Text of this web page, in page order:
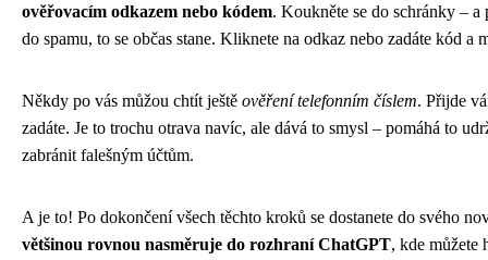
ověřovacím odkazem nebo kódem. Koukněte se do schránky –
do spamu, to se občas stane. Kliknete na odkaz nebo zadáte kód a
Někdy po vás můžou chtít ještě ověření telefonním číslem. Přijde
zadáte. Je to trochu otrava navíc, ale dává to smysl – pomáhá to
zabránit falešným účtům.
A je to! Po dokončení všech těchto kroků se dostanete do svého
většinou rovnou nasměruje do rozhraní ChatGPT, kde můžete